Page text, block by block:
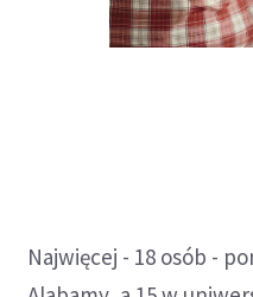
Najwięcej - 18 osób -